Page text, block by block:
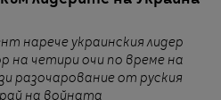
нарече украинския лидер
на четири очи по време на
разочарование от руския
на войната